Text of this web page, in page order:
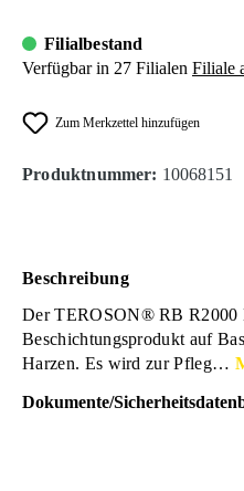
Filialbestand
Verfügbar in 27 Filialen Filiale
Zum Merkzettel hinzufügen
Produktnummer: 10068151
Beschreibung
Der TEROSON® RB R2000
Beschichtungsprodukt auf
Harzen. Es wird zur Pfleg…
Dokumente/